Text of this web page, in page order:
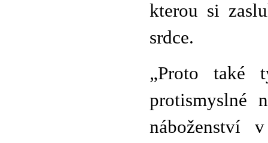
kterou si
srdce.
„Proto také
protismyslné
náboženství